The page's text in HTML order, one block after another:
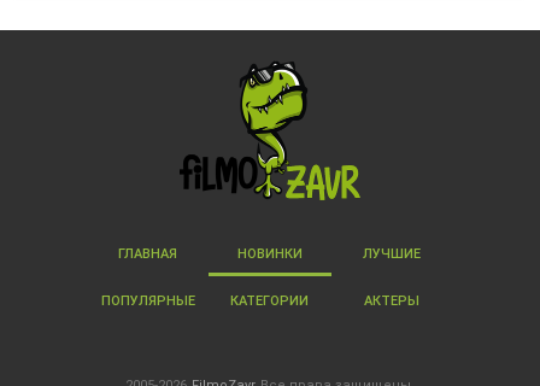
ГЛАВНАЯ НОВИНКИ ЛУЧШИЕ
ПОПУЛЯРНЫЕ КАТЕГОРИИ АКТЕРЫ